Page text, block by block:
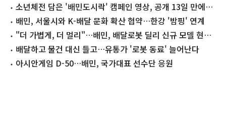
소년체전 담은 '배민도시락' 캠페인 영상, 공개 13일 만에
500만 뷰
배민, 서울시와 K-배달 문화 확산 협약…한강 '밤핑' 연계
"더 가볍게, 더 멀리"…배민, 배달로봇 딜리 신규 모델 현장
투입배달하고 물건 대신 들고…유통가 '로봇 동료' 늘어난다
아시안게임 D-50…배민, 국가대표 선수단 응원